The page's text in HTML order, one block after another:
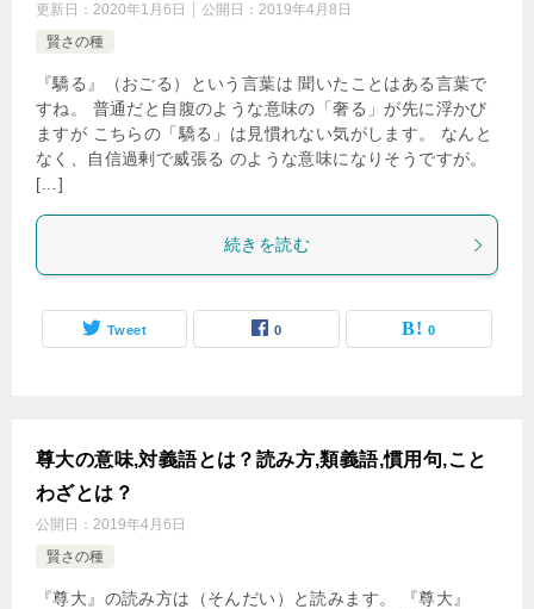
更新日： 2020年1月6日 公開日： 2019年4月8日
賢さの種
『驕る』（おごる）という言葉は 聞いたことはある言葉で
すね。 普通だと自腹のような意味の「奢る」が先に浮かび
ますが こちらの「驕る」は見慣れない気がします。 なんと
なく、自信過剰で威張る のような意味になりそうですが。
[…]
続きを読む
Tweet 0 0
尊大の意味,対義語とは？読み方,類義語,慣用句,こと
わざとは？
公開日： 2019年4月6日
賢さの種
『尊大』の読み方は（そんだい）と読みます。 『尊大』